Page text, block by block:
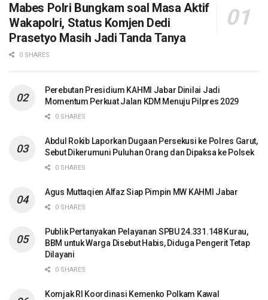
Mabes Polri Bungkam soal Masa Aktif
Wakapolri, Status Komjen Dedi
Prasetyo Masih Jadi Tanda Tanya
0 SHARES
Perebutan Presidium KAHMI Jabar Dinilai Jadi
Momentum Perkuat Jalan KDM Menuju Pilpres 2029
0 SHARES
Abdul Rokib Laporkan Dugaan Persekusi ke Polres Garut,
Sebut Dikerumuni Puluhan Orang dan Dipaksa ke Polsek
0 SHARES
Agus Muttaqien Alfaz Siap Pimpin MW KAHMI Jabar
0 SHARES
Publik Pertanyakan Pelayanan SPBU 24.331.148 Kurau,
BBM untuk Warga Disebut Habis, Diduga Pengerit Tetap
Dilayani
0 SHARES
Komjak RI Koordinasi Kemenko Polkam Kawal